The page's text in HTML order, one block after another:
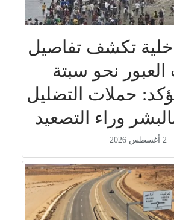
تكشف تفاصيل
نحو سبتة
حملات التضليل
وراء التصعيد
2 أغسطس 2026